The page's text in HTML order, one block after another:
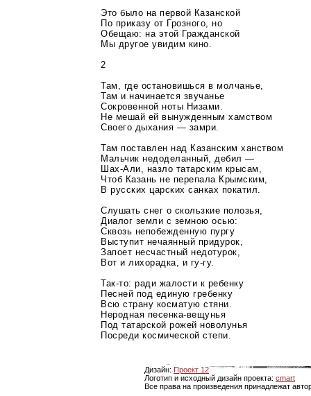
Это было на первой Казанской
По приказу от Грозного, но
Обещаю: на этой Гражданской
Мы другое увидим кино.
2
Там, где остановишься в молчанье,
Там и начинается звучанье
Сокровенной ноты Низами.
Не мешай ей вынужденным хамством
Своего дыхания — замри.
Там поставлен над Казанским ханством
Мальчик недоделанный, дебил —
Шах-Али , назло татарским крысам,
Чтоб Казань не перепала Крымским,
В русских царских санках покатил.
Слушать снег о скользкие полозья,
Диалог земли с земною осью:
Сквозь непобежденную пургу
Выступит нечаянный придурок,
Запоет несчастный недотурок,
Вот и лихорадка, и гу-гу.
Так-то: ради жалости к ребенку
Песней под единую гребенку
Всю страну косматую стяни.
Неродная песенка-вещунья
Под татарской рожей новолунья
Посреди космической степи.
Дизайн: Проект 12
Логотип и исходный дизайн проекта: cmart
Все права на произведения принадлежат